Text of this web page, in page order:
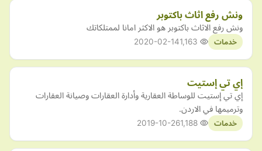
ونش رفع اثاث باكتوبر
ونش رفع الاثاث باكتوبر هو الاكثر امانا لممتلكاتك
خدمات 2020-02-14
إي تي إستيت
إي تي إستيت للوساطة العقارية وأدارة العقارات وصيانة العقارات
وترميمها في الاردن.
خدمات 2019-10-26